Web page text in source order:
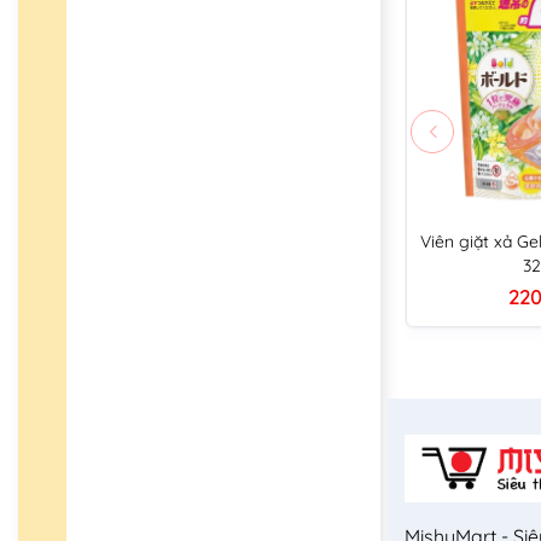
Viên giặt xả
MishuMart -